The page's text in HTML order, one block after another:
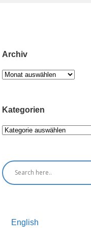
Archiv
Archiv
Kategorien
Kategorien
English